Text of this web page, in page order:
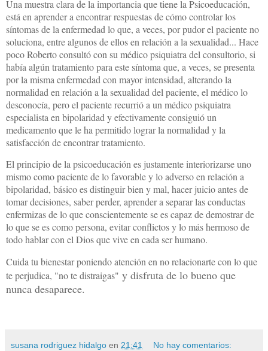
Una muestra clara de la importancia que tiene la Psicoeducación,
está en aprender a encontrar respuestas de cómo controlar los
síntomas de la enfermedad lo que, a veces, por pudor el paciente no
soluciona, entre algunos de ellos en relación a la sexualidad... Hace
poco Roberto consultó con su médico psiquiatra del consultorio, si
había algún tratamiento para este síntoma que, a veces, se presenta
por la misma enfermedad con mayor intensidad, alterando la
normalidad en relación a la sexualidad del paciente, el médico lo
desconocía, pero el paciente recurrió a un médico psiquiatra
especialista en bipolaridad y efectivamente consiguió un
medicamento que le ha permitido lograr la normalidad y la
satisfacción de encontrar tratamiento.
El principio de la psicoeducación es justamente interiorizarse uno
mismo como paciente de lo favorable y lo adverso en relación a
bipolaridad, básico es distinguir bien y mal, hacer juicio antes de
tomar decisiones, saber perder, aprender a separar las conductas
enfermizas de lo que conscientemente se es capaz de demostrar de
lo que se es como persona, evitar conflictos y lo más hermoso de
todo hablar con el Dios que vive en cada ser humano.
Cuida tu bienestar poniendo atención en no relacionarte con lo que
te perjudica, "no te distraigas" y disfruta de lo bueno que
nunca desaparece.
susana rodriguez hidalgo en 21:41 No hay comentarios: